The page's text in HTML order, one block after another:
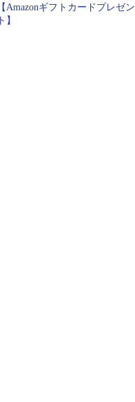
【Amazonギフトカードプレゼン
ト】